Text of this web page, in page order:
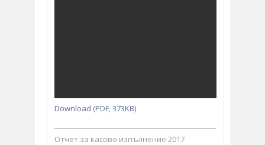
Download (PDF, 373KB)
Отчет за касово изпълнение 2017